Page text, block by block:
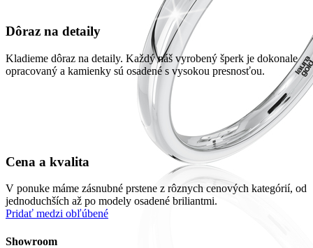
Dôraz na detaily
Kladieme dôraz na detaily. Každý náš vyrobený šperk je dokonale
opracovaný a kamienky sú osadené s vysokou presnosťou.
Cena a kvalita
V ponuke máme zásnubné prstene z rôznych cenových kategórií, od
jednoduchších až po modely osadené briliantmi.
Pridať medzi obľúbené
Showroom